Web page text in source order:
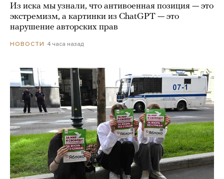
Из иска мы узнали, что антивоенная позиция — это
экстремизм, а картинки из СhatGPT — это
нарушение авторских прав
НОВОСТИ 4 часа назад